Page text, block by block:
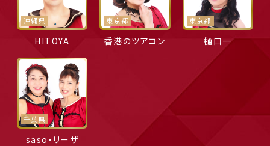
沖縄県
HITOYA
東京都
香港のツアコン
東京都
樋口一
千葉県
saso・リーザ